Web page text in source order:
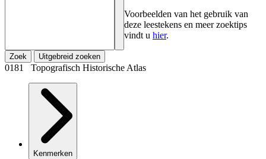
Voorbeelden van het gebruik van
deze leestekens en meer zoektips
vindt u hier.
Zoek Uitgebreid zoeken
0181 Topografisch Historische Atlas
Kenmerken